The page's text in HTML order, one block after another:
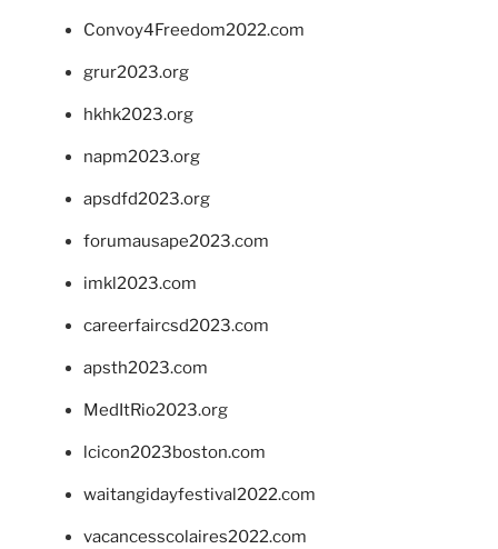
Convoy4Freedom2022.com
grur2023.org
hkhk2023.org
napm2023.org
apsdfd2023.org
forumausape2023.com
imkl2023.com
careerfaircsd2023.com
apsth2023.com
MedItRio2023.org
lcicon2023boston.com
waitangidayfestival2022.com
vacancesscolaires2022.com